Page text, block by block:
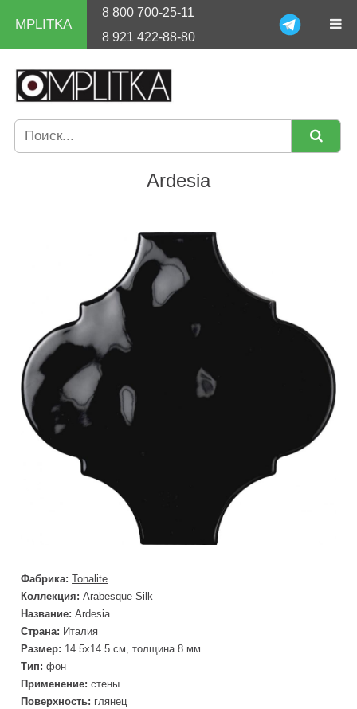
MPLITKA
8 800 700-25-11
8 921 422-88-80
Ardesia
Фабрика: Tonalite
Коллекция: Arabesque Silk
Название: Ardesia
Страна: Италия
Размер: 14.5x14.5 см, толщина 8 мм
Тип: фон
Применение: стены
Поверхность: глянец